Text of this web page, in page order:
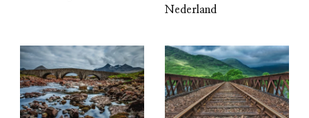
Nederland